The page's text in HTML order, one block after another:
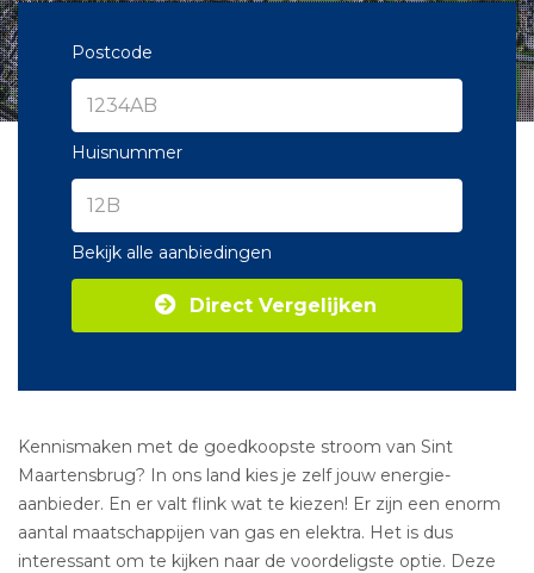
Postcode
Huisnummer
Bekijk alle aanbiedingen
Direct Vergelijken
Kennismaken met de goedkoopste stroom van Sint
Maartensbrug? In ons land kies je zelf jouw energie-
aanbieder. En er valt flink wat te kiezen! Er zijn een enorm
aantal maatschappijen van gas en elektra. Het is dus
interessant om te kijken naar de voordeligste optie. Deze